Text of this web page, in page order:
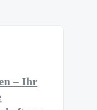
– Ihr